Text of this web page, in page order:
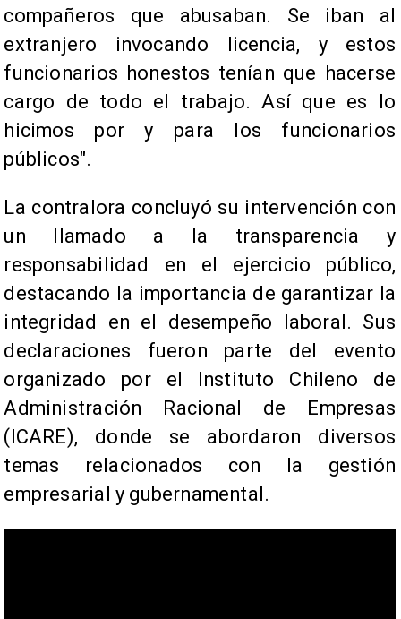
compañeros que abusaban. Se iban al
extranjero invocando licencia, y estos
funcionarios honestos tenían que hacerse
cargo de todo el trabajo. Así que es lo
hicimos por y para los funcionarios
públicos".
La contralora concluyó su intervención con
un llamado a la transparencia y
responsabilidad en el ejercicio público,
destacando la importancia de garantizar la
integridad en el desempeño laboral. Sus
declaraciones fueron parte del evento
organizado por el Instituto Chileno de
Administración Racional de Empresas
(ICARE), donde se abordaron diversos
temas relacionados con la gestión
empresarial y gubernamental.